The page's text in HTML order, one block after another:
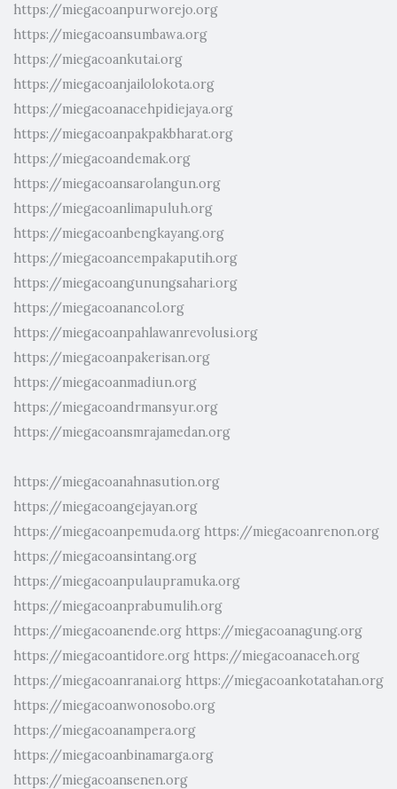
https://miegacoanpurworejo.org
https://miegacoansumbawa.org
https://miegacoankutai.org
https://miegacoanjailolokota.org
https://miegacoanacehpidiejaya.org
https://miegacoanpakpakbharat.org
https://miegacoandemak.org
https://miegacoansarolangun.org
https://miegacoanlimapuluh.org
https://miegacoanbengkayang.org
https://miegacoancempakaputih.org
https://miegacoangunungsahari.org
https://miegacoanancol.org
https://miegacoanpahlawanrevolusi.org
https://miegacoanpakerisan.org
https://miegacoanmadiun.org
https://miegacoandrmansyur.org
https://miegacoansmrajamedan.org
https://miegacoanahnasution.org
https://miegacoangejayan.org
https://miegacoanpemuda.org https://miegacoanrenon.org
https://miegacoansintang.org
https://miegacoanpulaupramuka.org
https://miegacoanprabumulih.org
https://miegacoanende.org https://miegacoanagung.org
https://miegacoantidore.org https://miegacoanaceh.org
https://miegacoanranai.org https://miegacoankotatahan.org
https://miegacoanwonosobo.org
https://miegacoanampera.org
https://miegacoanbinamarga.org
https://miegacoansenen.org